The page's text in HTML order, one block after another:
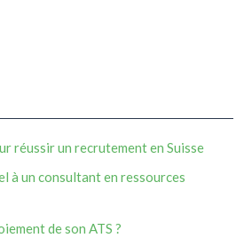
réussir un recrutement en Suisse
à un consultant en ressources
de son ATS ?